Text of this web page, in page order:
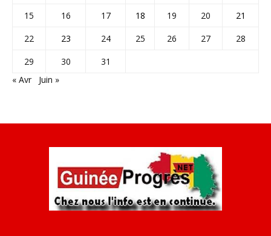
15
16 17 18 19 20
21
22
23 24 25 26 27
28
29
30
31
« Avr
Juin »